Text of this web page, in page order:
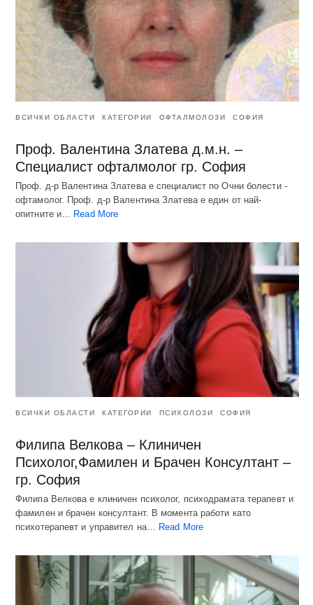
ВСИЧКИ ОБЛАСТИ КАТЕГОРИИ ОФТАЛМОЛОЗИ СОФИЯ
Проф. Валентина Златева д.м.н. –
Специалист офталмолог гр. София
Проф. д-р Валентина Златева е специалист по Очни болести -
офтамолог. Проф. д-р Валентина Златева е един от най-
опитните и… Read More
ВСИЧКИ ОБЛАСТИ КАТЕГОРИИ ПСИХОЛОЗИ СОФИЯ
Филипа Велкова – Клиничен
Психолог,Фамилен и Брачен Консултант –
гр. София
Филипа Велкова е клиничен психолог, психодрамата терапевт и
фамилен и брачен консултант. В момента работи като
психотерапевт и управител на…
Read More